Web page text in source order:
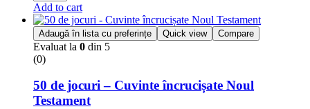
Add to cart
Adaugă în lista cu preferințe Quick view Compare
Evaluat la 0 din 5
(0)
50 de jocuri – Cuvinte încrucișate Noul
Testament